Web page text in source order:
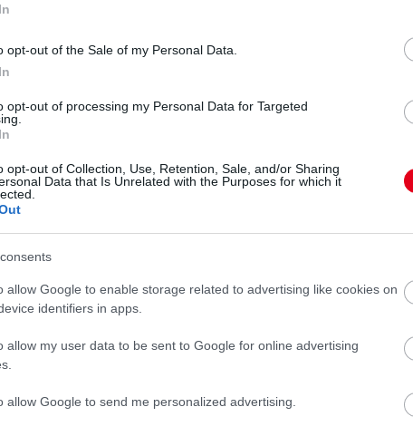
opt-out of the Sale of my Personal Data.
opt-out of processing my Personal Data for Targeted
opt-out of Collection, Use, Retention, Sale, and/or Sharing
Data that Is Unrelated with the Purposes for which it
allow Google to enable storage related to advertising like cookies on
identifiers in apps.
allow my user data to be sent to Google for online advertising
allow Google to send me personalized advertising.
FOM és a Heineken, amelynek értelmében
három nagydíjnak lesz a névadó szponzora
többek között David Coulthard és Jackie
Honda rajongóit, kicsit hagyják nyugton őket
koncentrálhassanak. A wokingi
első éve nem a tervek szerint